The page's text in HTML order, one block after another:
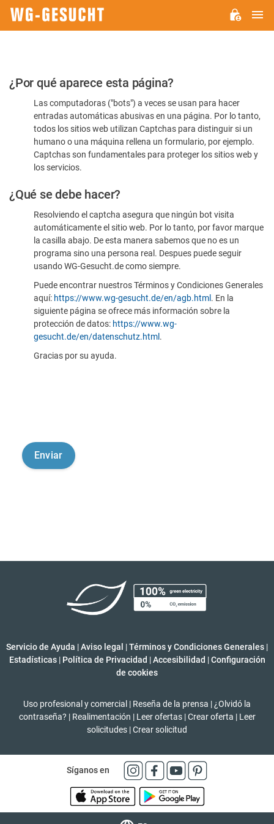
Por
favor,
confirme
humano
¿Por qué aparece esta página?
Las computadoras ("bots") a veces se usan para hacer
entradas automáticas abusivas en una página. Por lo tanto,
todos los sitios web utilizan Captchas para distinguir si un
humano o una máquina rellena un formulario, por ejemplo.
Captchas son fundamentales para proteger los sitios web y
los servicios.
¿Qué se debe hacer?
Resolviendo el captcha asegura que ningún bot visita
automáticamente el sitio web. Por lo tanto, por favor marque
la casilla abajo. De esta manera sabemos que no es un
programa sino una persona real. Despues puede seguir
usando WG-Gesucht.de como siempre.
Puede encontrar nuestros Términos y Condiciones Generales
aquí: https://www.wg-gesucht.de/en/agb.html . En la
siguiente página se ofrece más información sobre la
protección de datos: https://www.wg-
gesucht.de/en/datenschutz.html .
Gracias por su ayuda.
Servicio de Ayuda |Aviso legal |Términos y Condiciones Generales |
Estadísticas | Política de Privacidad | Accesibilidad | Configuración
de cookies
Uso profesional y comercial | Reseña de la prensa | ¿Olvidó la
contraseña? | Realimentación | Leer ofertas | Crear oferta | Leer
solicitudes |Crear solicitud
Síganos en